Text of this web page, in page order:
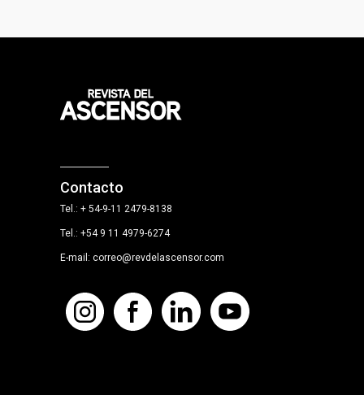
Contacto
Tel.: + 54-9-11 2479-8138
Tel.: +54 9 11 4979-6274
E-mail: correo@revdelascensor.com